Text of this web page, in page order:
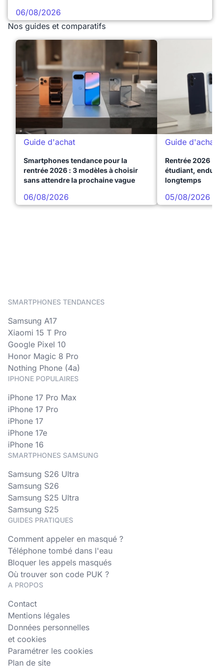
06/08/2026
Nos guides et comparatifs
Guide d'achat
Smartphones tendance pour la
rentrée 2026 : 3 modèles à choisir
sans attendre la prochaine vague
06/08/2026
Guide d'achat
Rentrée 2026 :
étudiant,
longtemps
05/08/2026
SMARTPHONES TENDANCES
Samsung A17
Xiaomi 15 T Pro
Google Pixel 10
Honor Magic 8 Pro
Nothing Phone (4a)
IPHONE POPULAIRES
iPhone 17 Pro Max
iPhone 17 Pro
iPhone 17
iPhone 17e
iPhone 16
SMARTPHONES SAMSUNG
Samsung S26 Ultra
Samsung S26
Samsung S25 Ultra
Samsung S25
GUIDES PRATIQUES
Comment appeler en masqué ?
Téléphone tombé dans l'eau
Bloquer les appels masqués
Où trouver son code PUK ?
A PROPOS
Contact
Mentions légales
Données personnelles
et cookies
Paramétrer les cookies
Plan de site